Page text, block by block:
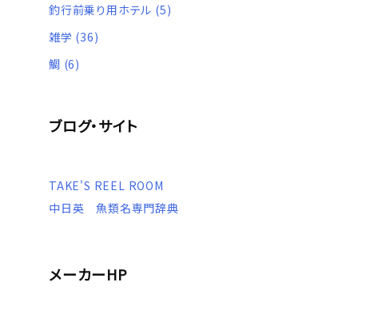
釣行前乗り用ホテル (5)
雑学 (36)
鯛 (6)
ブログ・サイト
TAKE'S REEL ROOM
中日英 魚類名専門辞典
メーカーHP